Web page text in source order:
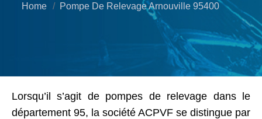
Home Pompe De Relevage Arnouville 95400
Lorsqu’il s’agit de pompes de relevage dans le
département 95, la société ACPVF se distingue par